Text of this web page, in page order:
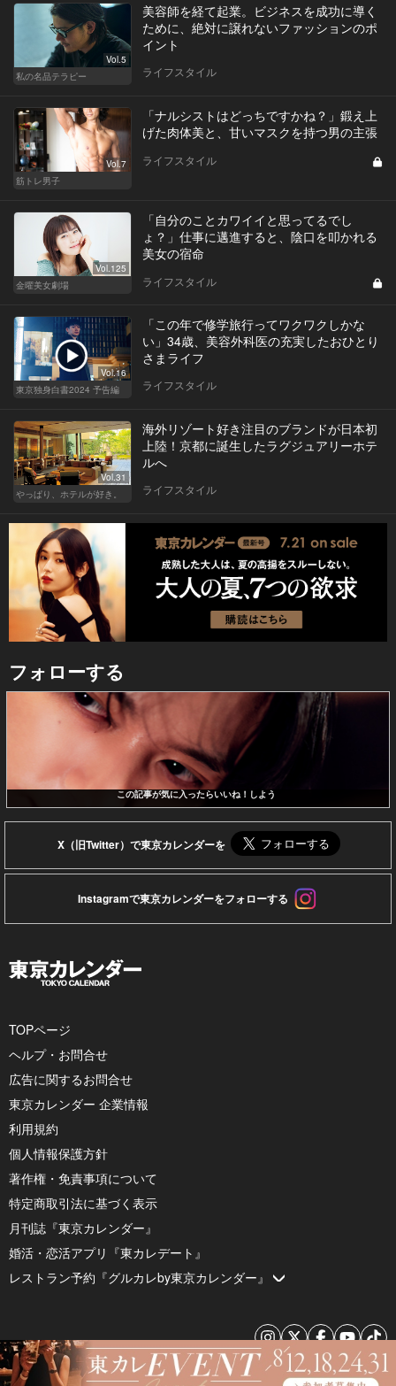
Vol.5
私の名品テラピー
美容師を経て起業。ビジネスを成功に導く
ために、絶対に譲れないファッションのポ
イント
ライフスタイル
Vol.7
筋トレ男子
「ナルシストはどっちですかね？」鍛え上
げた肉体美と、甘いマスクを持つ男の主張
ライフスタイル
Vol.125
金曜美女劇場
「自分のことカワイイと思ってるでし
ょ？」仕事に邁進すると、陰口を叩かれる
美女の宿命
ライフスタイル
Vol.16
東京独身白書2024 予告編
「この年で修学旅行ってワクワクしかな
い」34歳、美容外科医の充実したおひとり
さまライフ
ライフスタイル
Vol.31
やっぱり、ホテルが好き。
海外リゾート好き注目のブランドが日本初
上陸！京都に誕生したラグジュアリーホテ
ルへ
ライフスタイル
フォローする
この記事が気に入ったらいいね！しよう
X（旧Twitter）で東京カレンダーを
Instagramで東京カレンダーをフォローする
TOPページ
ヘルプ・お問合せ
広告に関するお問合せ
東京カレンダー 企業情報
利用規約
個人情報保護方針
著作権・免責事項について
特定商取引法に基づく表示
月刊誌『東京カレンダー』
婚活・恋活アプリ『東カレデート』
レストラン予約『グルカレby東京カレンダー』
© 2026 by Tokyo Calendar, Inc.